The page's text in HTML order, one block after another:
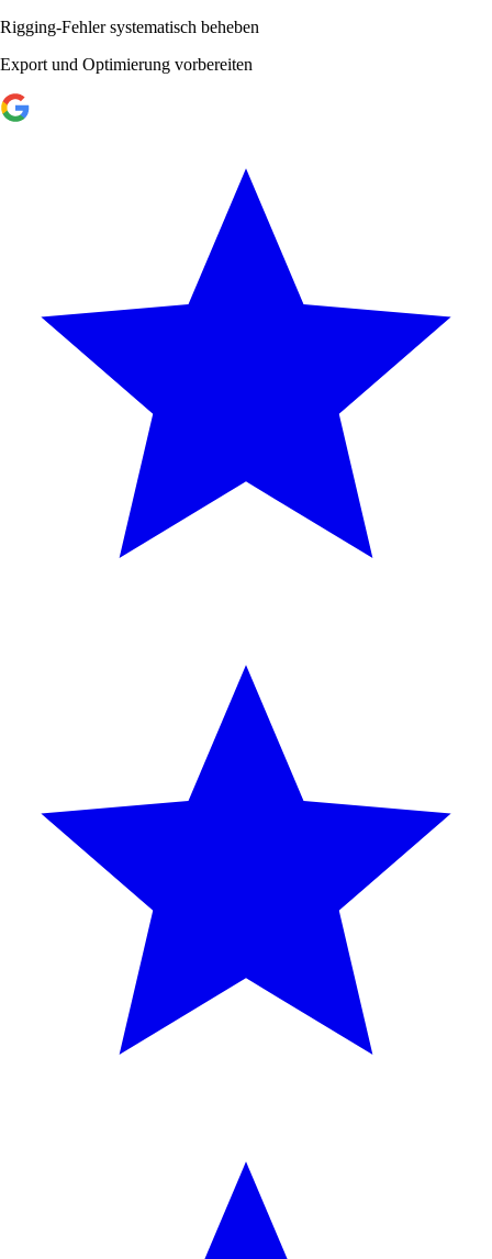
Rigging-Fehler systematisch beheben
Export und Optimierung vorbereiten